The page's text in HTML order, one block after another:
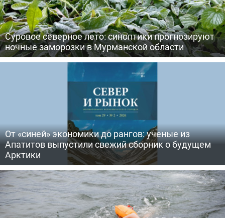
Суровое северное лето: синоптики прогнозируют
ночные заморозки в Мурманской области
От «синей» экономики до рангов: ученые из
Апатитов выпустили свежий сборник о будущем
Арктики